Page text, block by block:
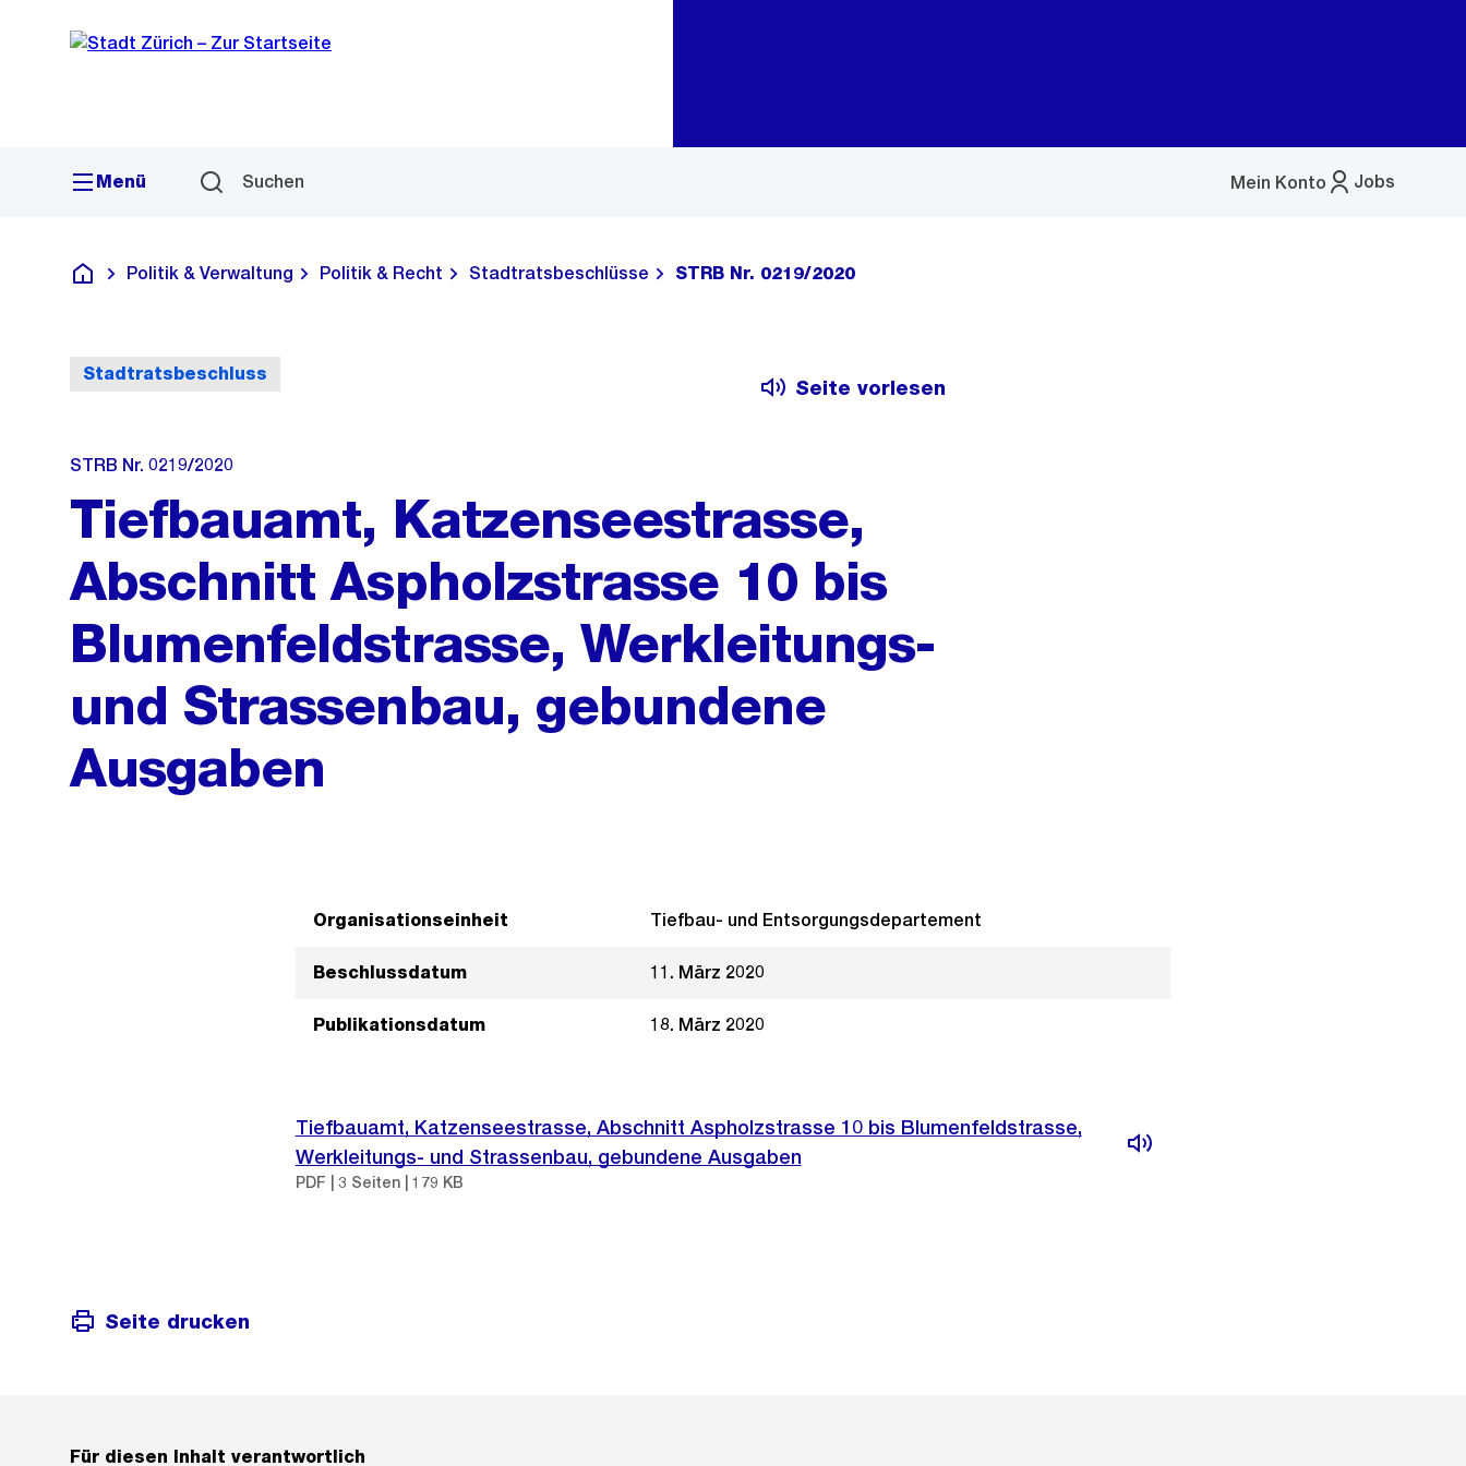
Navigation
Sprunglink
Menü Suchen Jobs
Mein Konto
Menü
Deutsch
Politik & Verwaltung Politik & Recht Stadtratsbeschlüsse STRB Nr. 0219/2020
Stadtratsbeschluss
Seite vorlesen
STRB Nr. 0219/2020
Tiefbauamt, Katzenseestrasse,
Abschnitt Aspholzstrasse 10 bis
Blumenfeldstrasse, Werkleitungs-
und Strassenbau, gebundene
Ausgaben
Organisationseinheit Tiefbau- und Entsorgungsdepartement
Beschlussdatum 11. März 2020
Publikationsdatum 18. März 2020
Tiefbauamt, Katzenseestrasse, Abschnitt Aspholzstrasse 10 bis Blumenfeldstrasse,
Werkleitungs- und Strassenbau, gebundene Ausgaben
PDF | 3 Seiten | 179 KB
Seite drucken
Für diesen Inhalt verantwortlich